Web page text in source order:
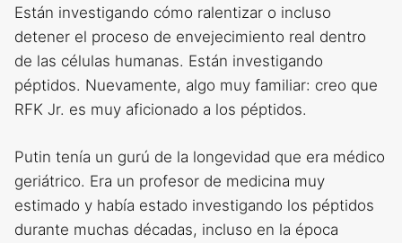
Están investigando cómo ralentizar o incluso
detener el proceso de envejecimiento real dentro
de las células humanas. Están investigando
péptidos. Nuevamente, algo muy familiar: creo que
RFK Jr. es muy aficionado a los péptidos.
Putin tenía un gurú de la longevidad que era médico
geriátrico. Era un profesor de medicina muy
estimado y había estado investigando los péptidos
durante muchas décadas, incluso en la época